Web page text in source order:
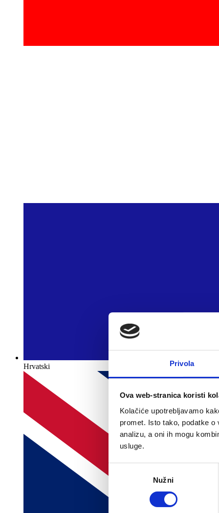
Privola
Ova web-stranica koristi
Kolačiće upotrebljavamo
promet. Isto tako, podatke
analizu, a oni ih mogu
usluge.
Nužni
Hrvatski